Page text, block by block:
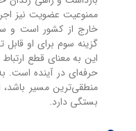
ممنوعیت عضویت نیز
خارج از کشور است و
گزینه سوم برای او
این به معنای قطع
حرفه‌ای در آینده است.
منطقی‌ترین مسیر
بستگی دارد.